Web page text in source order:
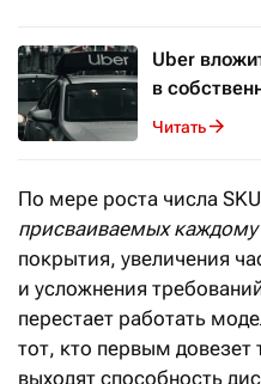
Uber
в
Читать
По мере роста числа SKU
присваиваемых
покрытия, увеличения
и усложнения
перестает работать
тот, кто первым
выходят способность